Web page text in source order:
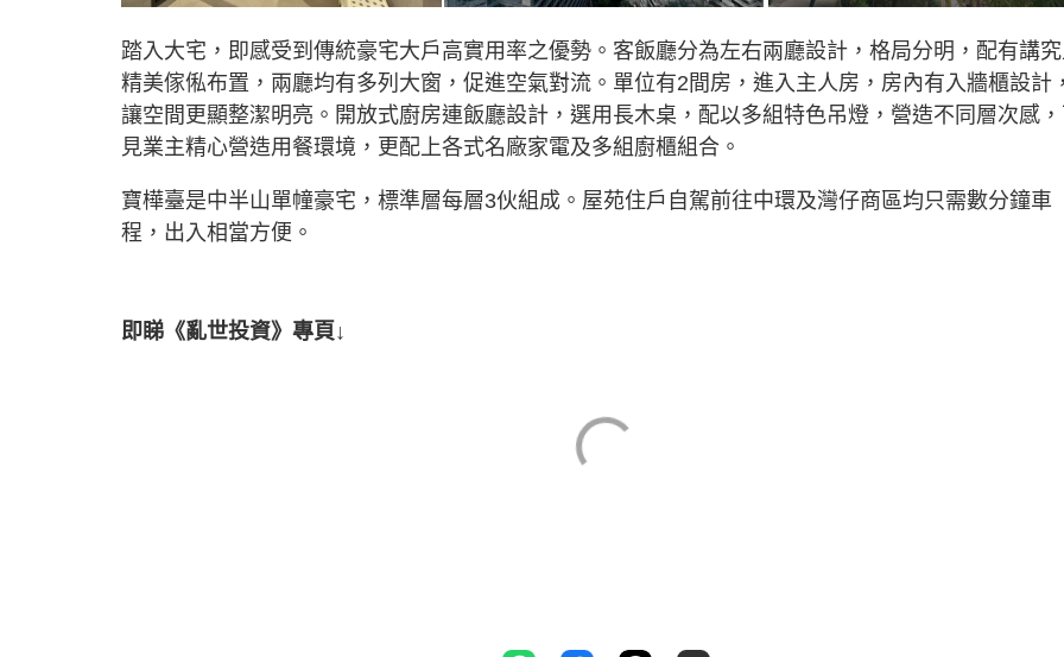
踏入大宅，即感受到傳統豪宅大戶高實用率之優勢。客飯廳分為左右兩廳設計，格局分明，配有講
精美傢俬布置，兩廳均有多列大窗，促進空氣對流。單位有2間房，進入主人房，房內有入牆櫃設計
讓空間更顯整潔明亮。開放式廚房連飯廳設計，選用長木桌，配以多組特色吊燈，營造不同層次感
見業主精心營造用餐環境，更配上各式名廠家電及多組廚櫃組合。
寶樺臺是中半山單幢豪宅，標準層每層3伙組成。屋苑住戶自駕前往中環及灣仔商區均只需數分鐘車
程，出入相當方便。
即睇《亂世投資》專頁↓